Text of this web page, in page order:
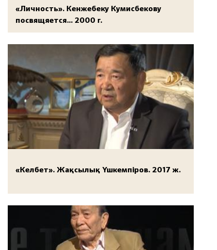
«Личность». Кенжебеку Кумисбекову
посвящяется... 2000 г.
«Келбет». Жақсылық Үшкемпіров. 2017 ж.